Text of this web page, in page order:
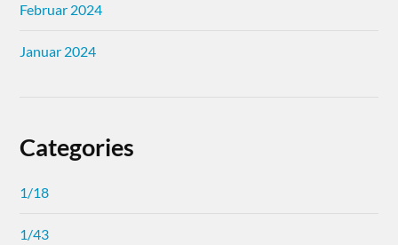
Februar 2024
Januar 2024
Categories
1/18
1/43